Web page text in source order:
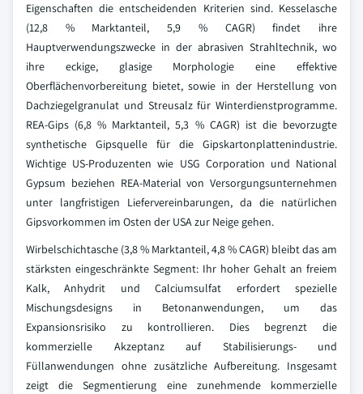
Eigenschaften die entscheidenden Kriterien sind. Kesselasche
(12,8 % Marktanteil, 5,9 % CAGR) findet ihre
Hauptverwendungszwecke in der abrasiven Strahltechnik, wo
ihre eckige, glasige Morphologie eine effektive
Oberflächenvorbereitung bietet, sowie in der Herstellung von
Dachziegelgranulat und Streusalz für Winterdienstprogramme.
REA-Gips (6,8 % Marktanteil, 5,3 % CAGR) ist die bevorzugte
synthetische Gipsquelle für die Gipskartonplattenindustrie.
Wichtige US-Produzenten wie USG Corporation und National
Gypsum beziehen REA-Material von Versorgungsunternehmen
unter langfristigen Liefervereinbarungen, da die natürlichen
Gipsvorkommen im Osten der USA zur Neige gehen.
Wirbelschichtasche (3,8 % Marktanteil, 4,8 % CAGR) bleibt das am
stärksten eingeschränkte Segment: Ihr hoher Gehalt an freiem
Kalk, Anhydrit und Calciumsulfat erfordert spezielle
Mischungsdesigns in Betonanwendungen, um das
Expansionsrisiko zu kontrollieren. Dies begrenzt die
kommerzielle Akzeptanz auf Stabilisierungs- und
Füllanwendungen ohne zusätzliche Aufbereitung. Insgesamt
zeigt die Segmentierung eine zunehmende kommerzielle